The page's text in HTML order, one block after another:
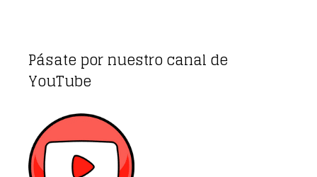
Pásate por nuestro canal de
YouTube